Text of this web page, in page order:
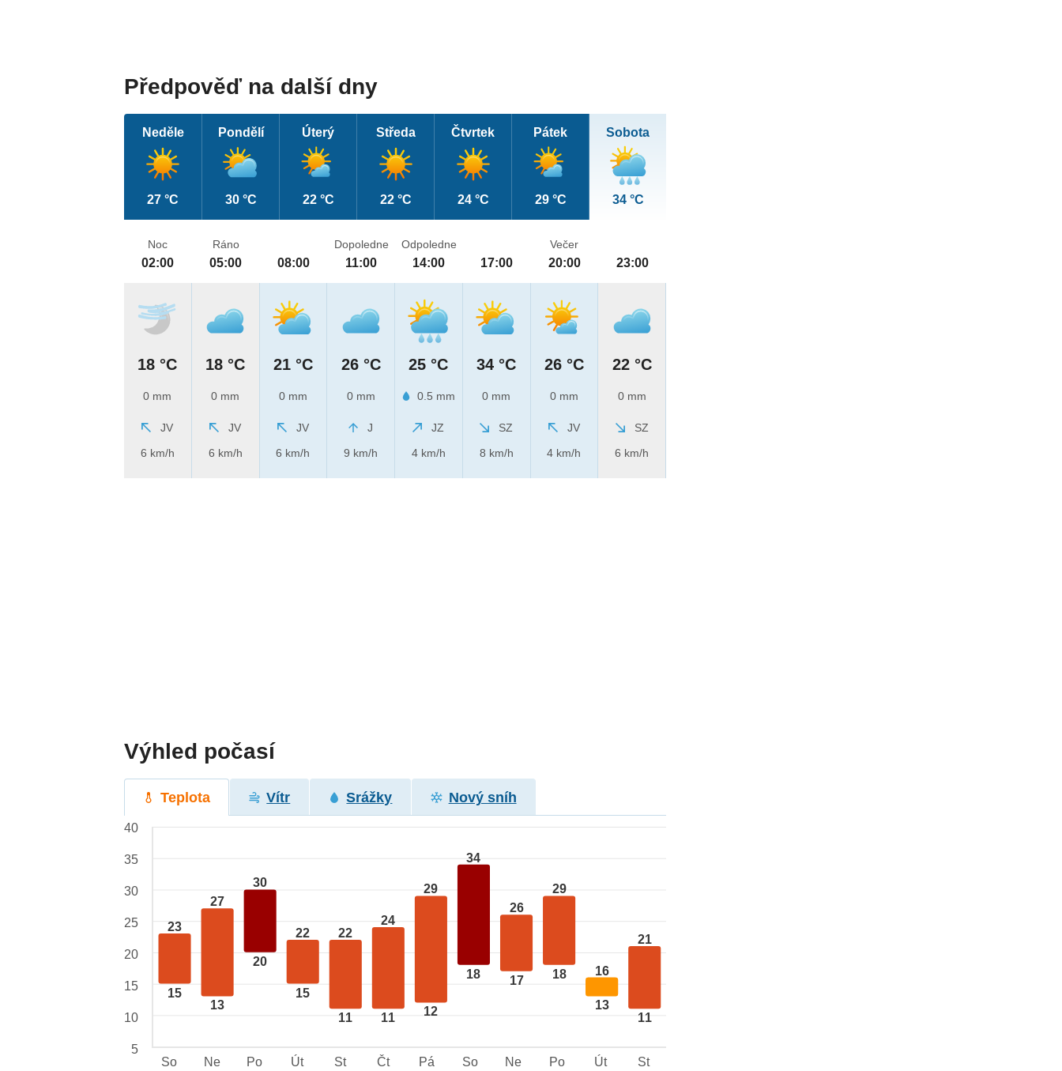
Předpověď na další dny
Neděle
27 °C
Pondělí
30 °C
Úterý
22 °C
Středa
22 °C
Čtvrtek
24 °C
Pátek
29 °C
Sobota
34 °C
Noc
02:00
18 °C
0 mm
JV
6 km/h
Ráno
05:00
18 °C
0 mm
JV
6 km/h
08:00
21 °C
0 mm
JV
6 km/h
Dopoledne
11:00
26 °C
0 mm
J
9 km/h
Odpoledne
14:00
25 °C
0.5 mm
JZ
4 km/h
17:00
34 °C
0 mm
SZ
8 km/h
Večer
20:00
26 °C
0 mm
JV
4 km/h
23:00
22 °C
0 mm
SZ
6 km/h
Výhled počasí
Teplota Vítr Srážky Nový sníh
23
15
27
13
30
20
22
15
22
11
24
11
29
12
34
18
26
17
29
18 16
13
21
11
40
35
30
25
20
15
10
5
So
Ne Po Út St Čt Pá So Ne Po Út St